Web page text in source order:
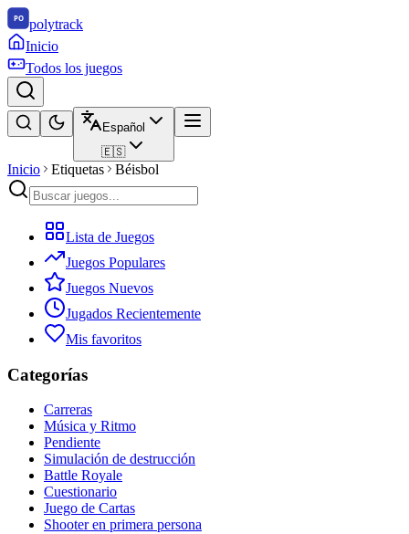
polytrack
Inicio
Todos los juegos
Español
🇪🇸
Inicio Etiquetas Béisbol
Lista de Juegos
Juegos Populares
Juegos Nuevos
Jugados Recientemente
Mis favoritos
Categorías
Carreras
Música y Ritmo
Pendiente
Simulación de destrucción
Battle Royale
Cuestionario
Juego de Cartas
Shooter en primera persona